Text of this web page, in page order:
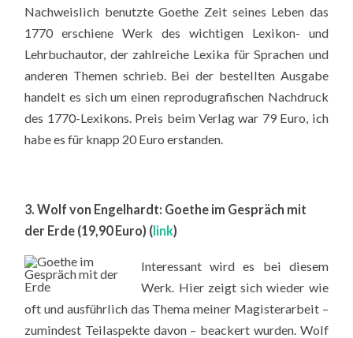
Nachweislich benutzte Goethe Zeit seines Leben das
1770 erschiene Werk des wichtigen Lexikon- und
Lehrbuchautor, der zahlreiche Lexika für Sprachen und
anderen Themen schrieb. Bei der bestellten Ausgabe
handelt es sich um einen reprodugrafischen Nachdruck
des 1770-Lexikons. Preis beim Verlag war 79 Euro, ich
habe es für knapp 20 Euro erstanden.
3. Wolf von Engelhardt: Goethe im Gespräch mit
der Erde (19,90 Euro) ( link)
Interessant wird es bei diesem
Werk. Hier zeigt sich wieder wie
oft und ausführlich das Thema meiner Magisterarbeit –
zumindest Teilaspekte davon – beackert wurden. Wolf